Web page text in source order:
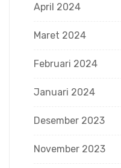
April 2024
Maret 2024
Februari 2024
Januari 2024
Desember 2023
November 2023